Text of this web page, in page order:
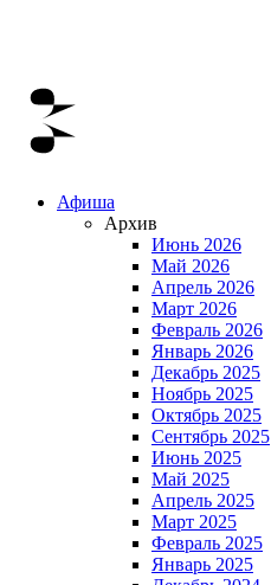
Афиша
Архив
Июнь 2026
Май 2026
Апрель 2026
Март 2026
Февраль 2026
Январь 2026
Декабрь 2025
Ноябрь 2025
Октябрь 2025
Сентябрь 2025
Июнь 2025
Май 2025
Апрель 2025
Март 2025
Февраль 2025
Январь 2025